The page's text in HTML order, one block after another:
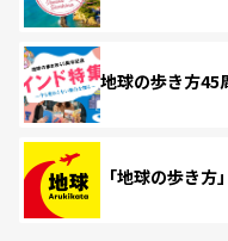
地球の歩き方45
「地球の歩き